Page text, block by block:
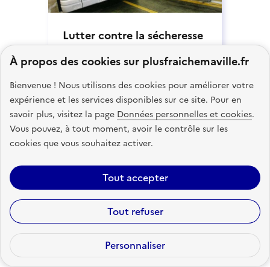
À propos des cookies sur plusfraichemaville.fr
Bienvenue ! Nous utilisons des cookies pour améliorer votre
expérience et les services disponibles sur ce site. Pour en
savoir plus, visitez la page Données personnelles et cookies.
Vous pouvez, à tout moment, avoir le contrôle sur les
cookies que vous souhaitez activer.
Tout accepter
Tout refuser
Personnaliser
Lutter contre la sécheresse
d’eau, Angoulême
Climat actuel :
Océanique
Climat futur :Méditerranéen